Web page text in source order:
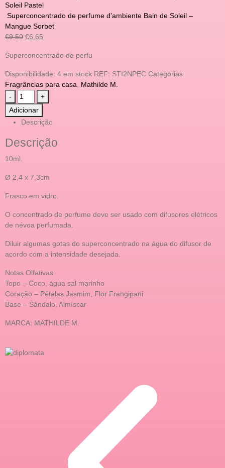
Soleil Pastel
Superconcentrado de perfume d’ambiente Bain de Soleil –
Mangue Sorbet
€9.50 €6.65
Superconcentrado de perfu
Disponibilidade: 4 em stock REF: STI2NPEC Categorias:
Fragrâncias para casa
Mathilde M.
-
+
Adicionar
Descrição
Descrição
10ml.
Ø 2,4 x 7,3cm
Frasco em vidro.
O concentrado de perfume deve ser usado com difusores elétricos
de névoa perfumada.
Diluir algumas gotas do superconcentrado na água do difusor de
acordo com a intensidade desejada.
Notas Olfativas:
Topo – Coco, água sal marinho
Coração – Pétalas Jasmim, Flor Frangipani
Base – Sândalo, Almíscar
MARCA: MATHILDE M.